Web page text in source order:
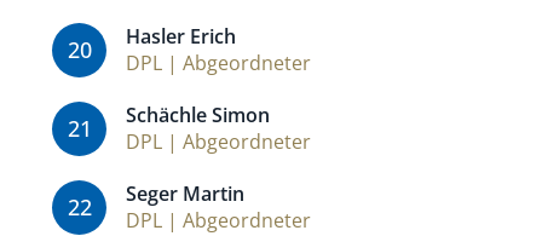
20
Hasler Erich
DPL | Abgeordneter
21
Schächle Simon
DPL | Abgeordneter
22
Seger Martin
DPL | Abgeordneter